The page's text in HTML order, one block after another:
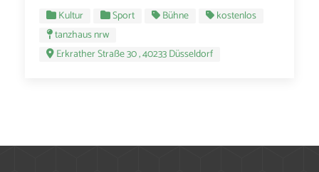
Kultur Sport Bühne
kostenlos
tanzhaus nrw
Erkrather Straße 30 , 40233 Düsseldorf